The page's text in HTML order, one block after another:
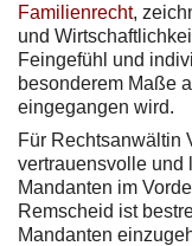
Familienrecht,
und
Feingefühl und
besonderem Maße
eingegangen wird.
Für Rechtsanwältin
vertrauensvolle und
Mandanten im
Remscheid ist
Mandanten